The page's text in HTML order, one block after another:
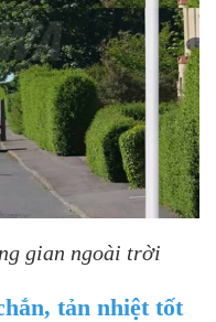
gian ngoài trời
tản nhiệt tốt